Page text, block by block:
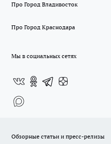
Про Город Владивосток
Про Город Краснодара
Мы в социальных сетях
Обзорные статьи и пресс-релизы